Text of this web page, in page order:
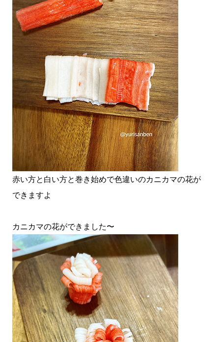
赤い方と白い方と巻き始めで色違いのカニカマの花が
できますよ
カニカマの花ができました〜